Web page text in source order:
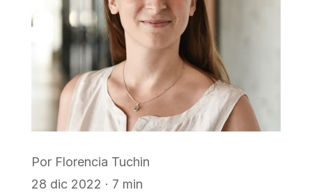
Por Florencia Tuchin
28 dic 2022 · 7 min